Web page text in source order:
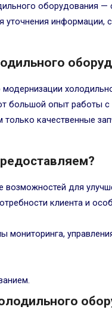
оборудования —
уточнения информации,
большой опыт работы
качественные
возможностей для
клиента и